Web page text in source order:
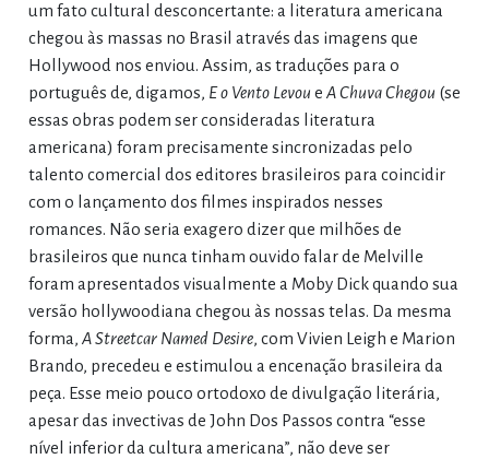
um fato cultural desconcertante: a literatura americana
chegou às massas no Brasil através das imagens que
Hollywood nos enviou. Assim, as traduções para o
português de, digamos, E o Vento Levou e A Chuva Chegou (se
essas obras podem ser consideradas literatura
americana) foram precisamente sincronizadas pelo
talento comercial dos editores brasileiros para coincidir
com o lançamento dos filmes inspirados nesses
romances. Não seria exagero dizer que milhões de
brasileiros que nunca tinham ouvido falar de Melville
foram apresentados visualmente a Moby Dick quando sua
versão hollywoodiana chegou às nossas telas. Da mesma
forma, A Streetcar Named Desire, com Vivien Leigh e Marion
Brando, precedeu e estimulou a encenação brasileira da
peça. Esse meio pouco ortodoxo de divulgação literária,
apesar das invectivas de John Dos Passos contra “esse
nível inferior da cultura americana”, não deve ser